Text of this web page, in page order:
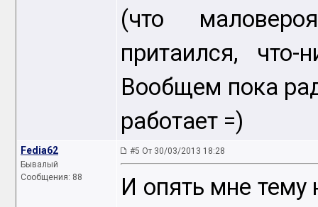
(что
притаился,
Вообщем пока
работает =)
Fedia62
Бывалый
Сообщения: 88
#5 От 30/03/2013 18:28
И опять мне тему